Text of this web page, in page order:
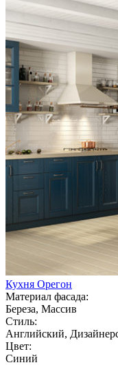
Кухня Орегон
Материал фасада:
Береза, Массив
Стиль:
Английский,
Цвет:
Синий